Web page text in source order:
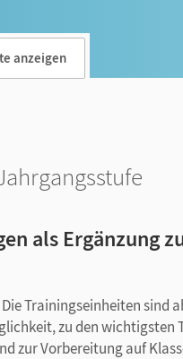
anzeigen
als Ergänzung
Trainingseinheiten sind
zu den wichtigsten
zur Vorbereitung auf